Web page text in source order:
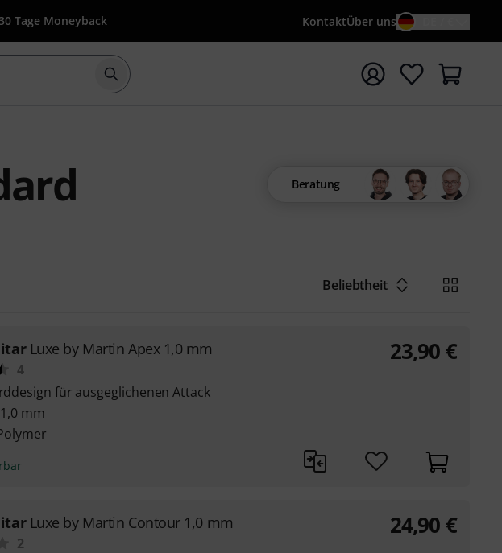
Tage Moneyback KontaktÜber uns
Suche mit Suchwort {searchTerm} starten
Beratung
Beliebtheit
Luxe by Martin Apex 1,0 mm
4
für ausgeglichenen Attack
mm
23,90 €
Luxe by Martin Contour 1,0 mm
2
24,90 €